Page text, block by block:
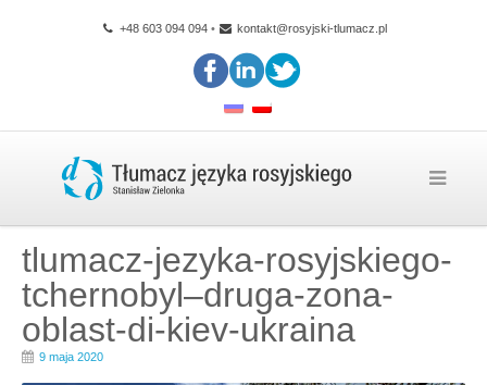
+48 603 094 094• kontakt@rosyjski-tlumacz.pl
tlumacz-jezyka-rosyjskiego-
tchernobyl–druga-zona-
oblast-di-kiev-ukraina
9 maja 2020